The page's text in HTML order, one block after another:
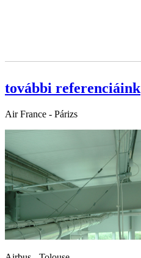
további referenciáink
Air France - Párizs